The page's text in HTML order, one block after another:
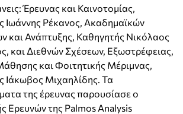
Έρευνας και Καινοτομίας,
Ιωάννης Ρέκανος, Ακαδημαϊκών
και Ανάπτυξης, Καθηγητής Νικόλαος
και Διεθνών Σχέσεων, Εξωστρέφειας,
και Φοιτητικής Μέριμνας,
Ιάκωβος Μιχαηλίδης. Τα
της έρευνας παρουσίασε ο
Ερευνών της Palmos Analysis